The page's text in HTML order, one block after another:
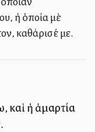
ἡ ὁποία μὲ
καθάρισέ με.
καὶ ἡ ἁμαρτία